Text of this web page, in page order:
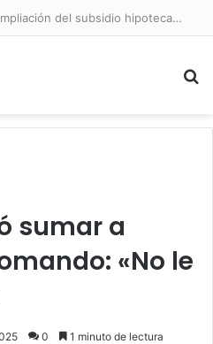
Diputado Sabat celebra ampliación del subsidio hipotecario con viviendas de hasta 6.000 UF
sumar a
«No le
0 1 minuto de lectura